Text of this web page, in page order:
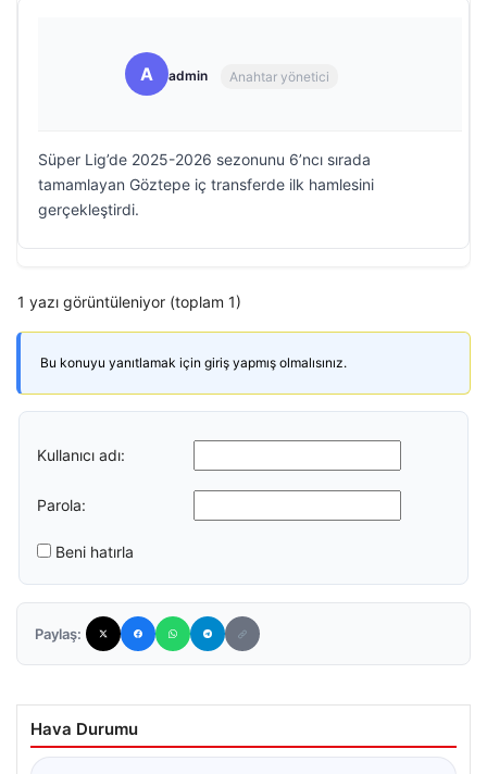
A admin Anahtar yönetici
Süper Lig’de 2025-2026 sezonunu 6’ncı sırada
tamamlayan Göztepe iç transferde ilk hamlesini
gerçekleştirdi.
1 yazı görüntüleniyor (toplam 1)
Bu konuyu yanıtlamak için giriş yapmış olmalısınız.
Kullanıcı adı:
Parola:
Beni hatırla
Paylaş:
Hava Durumu